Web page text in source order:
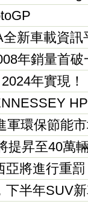
新車載資訊
年銷量首破
年實現！
軍環保節能
提昇至40萬
亞將進行重
半年SUV